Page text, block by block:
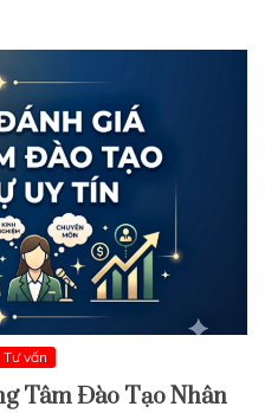
Tư vấn
Tâm Đào Tạo Nhân